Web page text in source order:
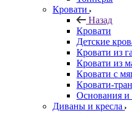
Кровати
Назад
Кровати
Детские
Кровати из
Кровати из
Кровати с
Кровати-
Основания
Диваны и кресла